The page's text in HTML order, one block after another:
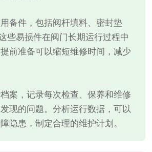
备件，包括阀杆填料、密封垫
些易损件在阀门长期运行过程中
前准备可以缩短维修时间，减少
案，记录每次检查、保养和维修
现的问题。分析运行数据，可以
隐患，制定合理的维护计划。